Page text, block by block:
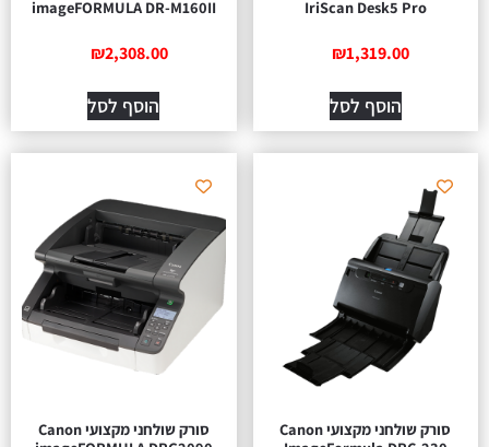
IriScan Desk5 Pro
₪1,319.00
הוסף לסל
imageFORMULA DR-M160II
₪2,308.00
הוסף לסל
סורק שולחני מקצועי Canon
סורק שולחני מקצועי Canon